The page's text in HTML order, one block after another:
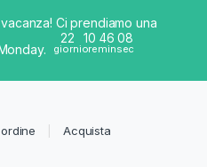
Ci prendiamo una
22
giorni
10
ore
46
min
08
sec
Acquista